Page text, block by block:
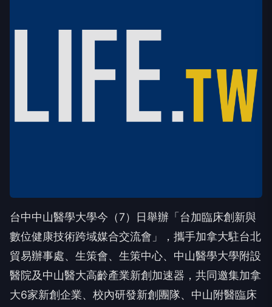
台中中山醫學大學今（7）日舉辦「台加臨床創新與
數位健康技術跨域媒合交流會」，攜手加拿大駐台北
貿易辦事處、生策會、生策中心、中山醫學大學附設
醫院及中山醫大高齡產業新創加速器，共同邀集加拿
大6家新創企業、校內研發新創團隊、中山附醫臨床